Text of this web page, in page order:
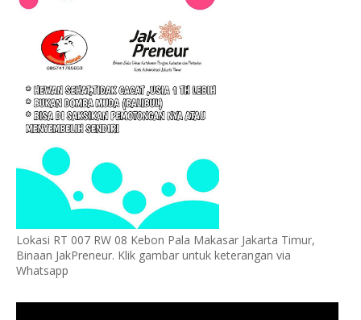
Lokasi RT 007 RW 08 Kebon Pala Makasar Jakarta Timur,
Binaan JakPreneur. Klik gambar untuk keterangan via
Whatsapp